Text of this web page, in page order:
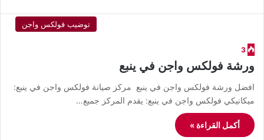
توضيب فولكس واجن
3
ورشة فولكس واجن في ينبع
افضل ورشة فولكس واجن في ينبع مركز صيانة فولكس واجن في ينبع:
ميكانيكي فولكس واجن في ينبع: يقدم المركز جميع…
أكمل القراءة »